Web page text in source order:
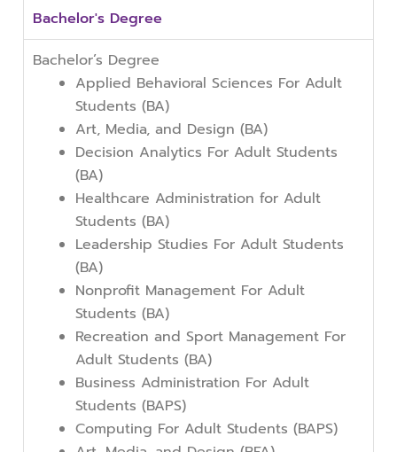
Bachelor's Degree
Bachelor’s Degree
Applied Behavioral Sciences For Adult
Students (BA)
Art, Media, and Design (BA)
Decision Analytics For Adult Students
(BA)
Healthcare Administration for Adult
Students (BA)
Leadership Studies For Adult Students
(BA)
Nonprofit Management For Adult
Students (BA)
Recreation and Sport Management For
Adult Students (BA)
Business Administration For Adult
Students (BAPS)
Computing For Adult Students (BAPS)